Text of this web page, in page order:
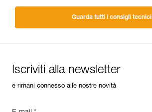
Guarda tutti i consigli tecnici
Iscriviti alla newsletter
e rimani connesso alle nostre novità